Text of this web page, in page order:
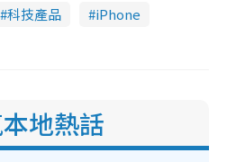
科技產品
iPhone
地熱話